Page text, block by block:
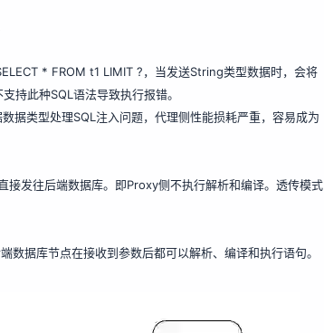
* FROM t1 LIMIT ?，当发送String类型数据时，会将
持此种SQL语法导致执行报错。
据类型处理SQL注入问题，代理侧性能损耗严重，容易成为
发往后端数据库。即Proxy侧不执行解析和编译。透传模式
据库节点在接收到参数后都可以解析、编译和执行语句。